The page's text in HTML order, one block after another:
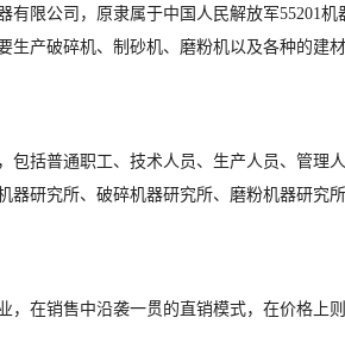
有限公司，原隶属于中国人民解放军55201
生产破碎机、制砂机、磨粉机以及各种的建
包括普通职工、技术人员、生产人员、管理
器研究所、破碎机器研究所、磨粉机器研究
，在销售中沿袭一贯的直销模式，在价格上